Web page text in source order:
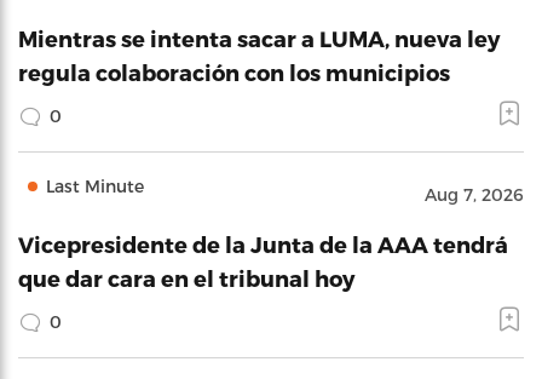
Mientras se intenta sacar a LUMA, nueva ley
regula colaboración con los municipios
0
Last Minute Aug 7, 2026
Vicepresidente de la Junta de la AAA tendrá
que dar cara en el tribunal hoy
0